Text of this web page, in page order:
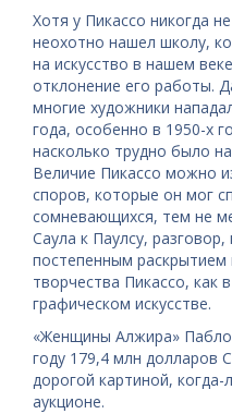
Хотя у Пикассо никогда
неохотно нашел школу,
на искусство в нашем
отклонение его работы.
многие художники
года, особенно в 1950-х
насколько трудно было
Величие Пикассо можно
споров, которые он мог
сомневающихся, тем не
Саула к Паулсу,
постепенным
творчества Пикассо, как
графическом искусстве.
«Женщины Алжира»
году 179,4 млн
дорогой картиной,
аукционе.